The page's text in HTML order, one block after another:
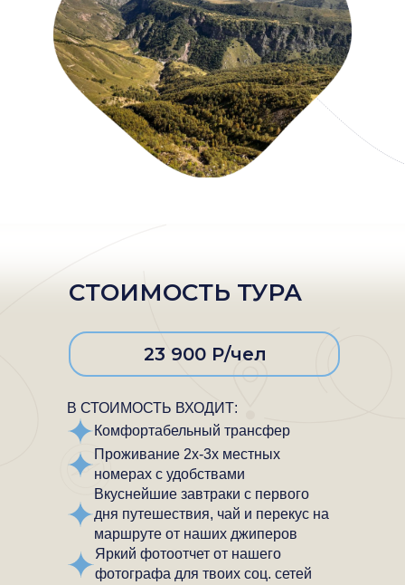
23 900 Р/чел
В СТОИМОСТЬ ВХОДИТ:
Комфортабельный трансфер
Проживание 2х-3х местных
номерах с удобствами
Вкуснейшие завтраки с первого
дня путешествия, чай и перекус на
маршруте от наших джиперов
Яркий фотоотчет от нашего
фотографа для твоих соц. сетей
СТОИМОСТЬ ТУРА